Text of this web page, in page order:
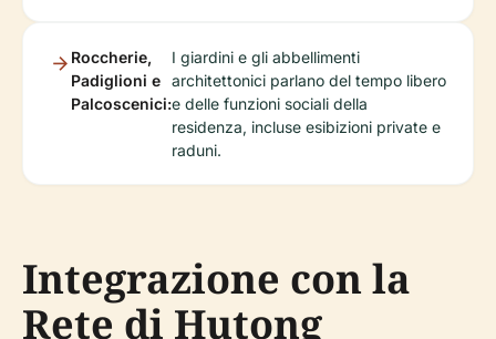
Roccherie,
Padiglioni e
Palcoscenici:
I giardini e gli abbellimenti
architettonici parlano del tempo libero
e delle funzioni sociali della
residenza, incluse esibizioni private e
raduni.
Integrazione con la
Rete di Hutong